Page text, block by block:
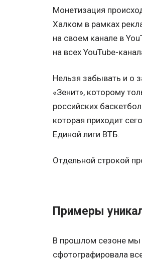
Монетизация
Халком в рамках
на своем канале в
на всех YouTube-
Нельзя забывать и о
«Зенит», которому
российских
которая приходит
Единой лиги ВТБ.
Отдельной строкой
Примеры
В прошлом сезоне мы
сфотографировала